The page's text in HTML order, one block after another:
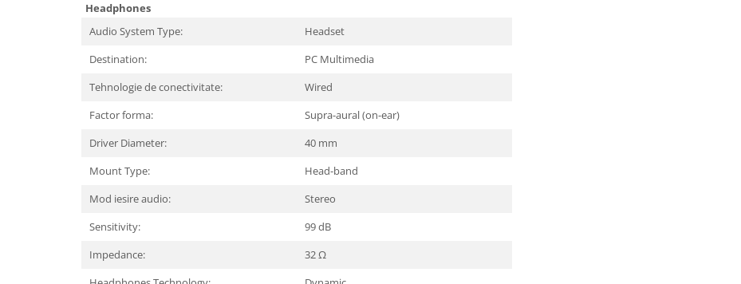
Headphones
Audio System Type:
Headset
Destination:
PC Multimedia
Tehnologie de conectivitate:
Wired
Factor forma:
Supra-aural (on-ear)
Driver Diameter:
40 mm
Mount Type:
Head-band
Mod iesire audio:
Stereo
Sensitivity:
99 dB
Impedance:
32 Ω